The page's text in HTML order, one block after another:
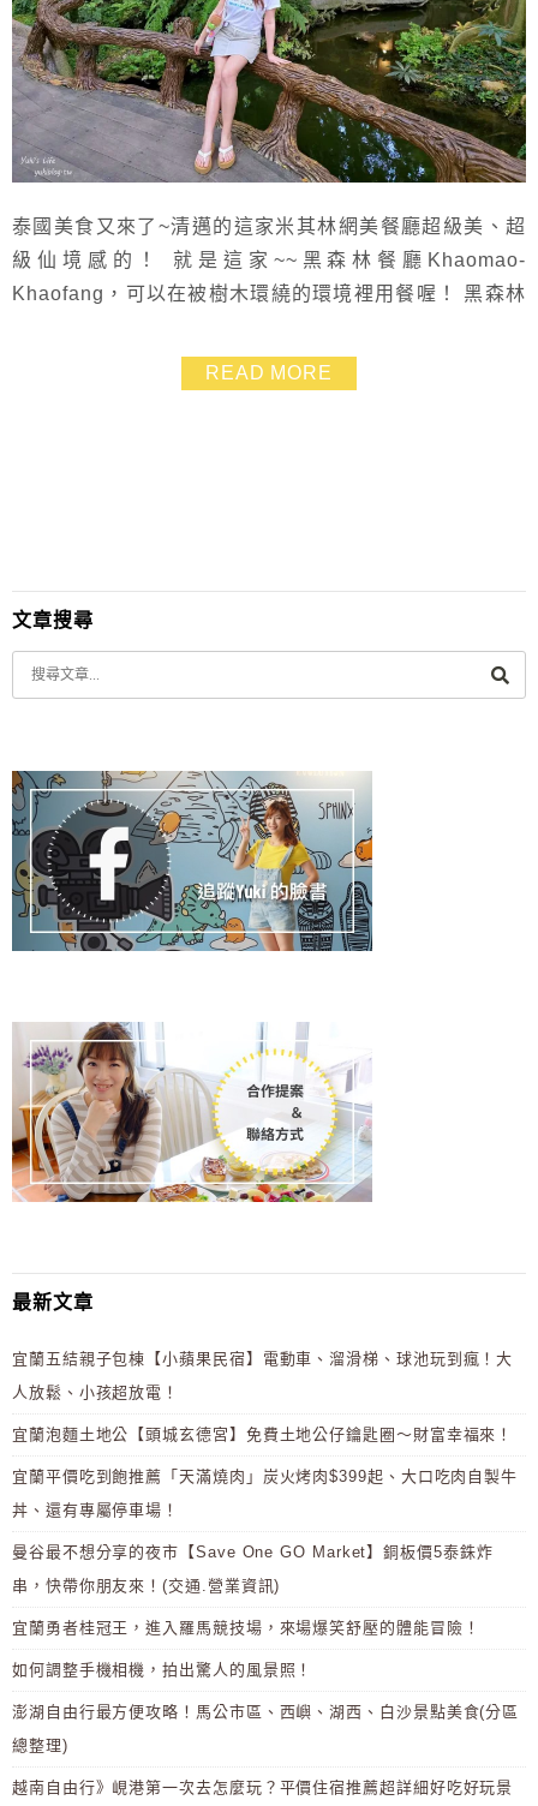
泰國美食又來了~清邁的這家米其林網美餐廳超級美、超
級仙境感的！ 就是這家~~黑森林餐廳Khaomao-
Khaofang，可以在被樹木環繞的環境裡用餐喔！ 黑森林
價的泰式料理和自然森林系環境，也是清邁知名的排隊美
食 在優美又Chill的地方吃飯真是太幸福啦！
READ MORE
文章搜尋
最新文章
宜蘭五結親子包棟【小蘋果民宿】電動車、溜滑梯、球池玩到瘋！大
人放鬆、小孩超放電！
宜蘭泡麵土地公【頭城玄德宮】免費土地公仔鑰匙圈～財富幸福來！
宜蘭平價吃到飽推薦「天滿燒肉」炭火烤肉$399起、大口吃肉自製牛
丼、還有專屬停車場！
曼谷最不想分享的夜市【Save One GO Market】銅板價5泰銖炸
串，快帶你朋友來！(交通.營業資訊)
宜蘭勇者桂冠王，進入羅馬競技場，來場爆笑舒壓的體能冒險！
如何調整手機相機，拍出驚人的風景照！
澎湖自由行最方便攻略！馬公市區、西嶼、湖西、白沙景點美食(分區
總整理)
越南自由行》峴港第一次去怎麼玩？平價住宿推薦超詳細好吃好玩景